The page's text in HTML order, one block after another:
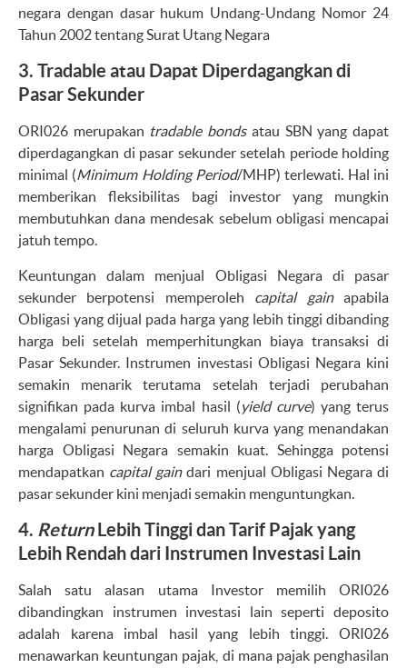
negara dengan dasar hukum Undang-Undang Nomor 24
Tahun 2002 tentang Surat Utang Negara
3. Tradable atau Dapat Diperdagangkan di
Pasar Sekunder
ORI026 merupakan tradable bondsatau SBN yang dapat
diperdagangkan di pasar sekunder setelah periode holding
minimal (Minimum Holding Period/MHP) terlewati. Hal ini
memberikan fleksibilitas bagi investor yang mungkin
membutuhkan dana mendesak sebelum obligasi mencapai
jatuh tempo.
Keuntungan dalam menjual Obligasi Negara di pasar
sekunder berpotensi memperoleh capital gainapabila
Obligasi yang dijual pada harga yang lebih tinggi dibanding
harga beli setelah memperhitungkan biaya transaksi di
Pasar Sekunder. Instrumen investasi Obligasi Negara kini
semakin menarik terutama setelah terjadi perubahan
signifikan pada kurva imbal hasil (yield curve) yang terus
mengalami penurunan di seluruh kurva yang menandakan
harga Obligasi Negara semakin kuat. Sehingga potensi
mendapatkan capital gaindari menjual Obligasi Negara di
pasar sekunder kini menjadi semakin menguntungkan.
4. ReturnLebih Tinggi dan Tarif Pajak yang
Lebih Rendah dari Instrumen Investasi Lain
Salah satu alasan utama Investor memilih ORI026
dibandingkan instrumen investasi lain seperti deposito
adalah karena imbal hasil yang lebih tinggi. ORI026
menawarkan keuntungan pajak, di mana pajak penghasilan